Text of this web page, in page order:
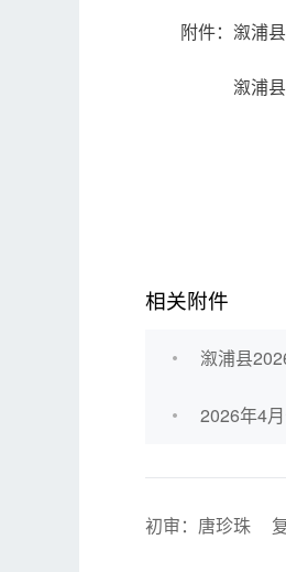
附件：溆浦
溆浦县
相关附件
溆浦县
2026年4
初审：唐珍珠